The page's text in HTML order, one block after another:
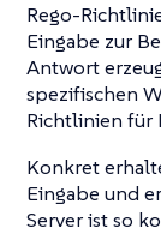
Rego-
Eingabe zur
Antwort
spezifischen
Richtlinien für
Konkret
Eingabe und
Server ist so